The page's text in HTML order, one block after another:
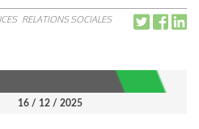
RELATIONS SOCIALES
16 / 12 / 2025